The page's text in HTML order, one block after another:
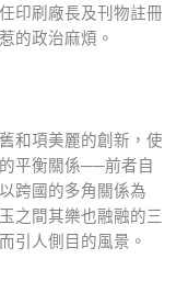
印刷廠長及刊物註冊
的政治麻煩。
和項美麗的創新，使
平衡關係──前者自
跨國的多角關係為
之間其樂也融融的三
引人側目的風景。